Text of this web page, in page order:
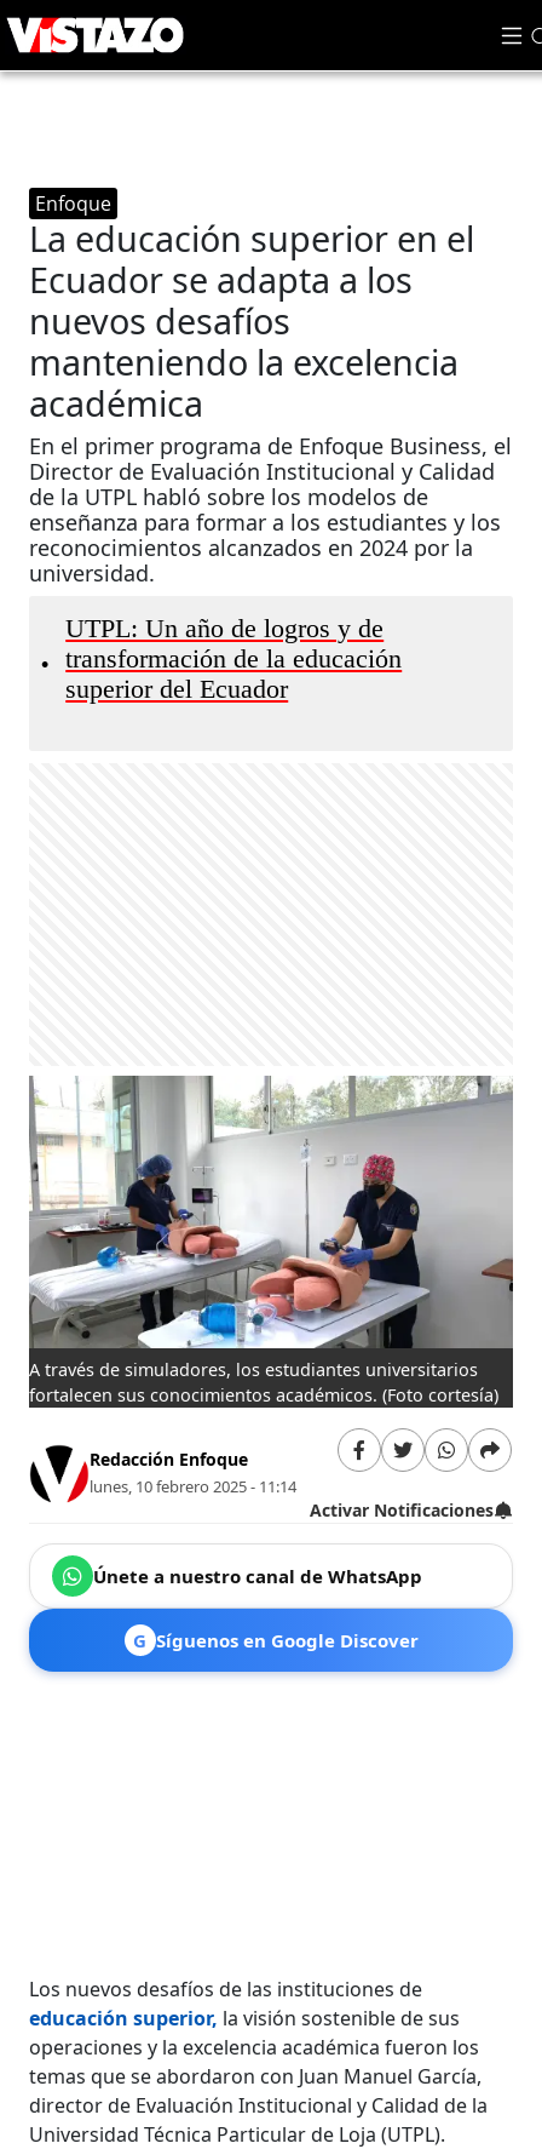
Enfoque
La educación superior en el
Ecuador se adapta a los
nuevos desafíos
manteniendo la excelencia
académica
En el primer programa de Enfoque Business, el
Director de Evaluación Institucional y Calidad
de la UTPL habló sobre los modelos de
enseñanza para formar a los estudiantes y los
reconocimientos alcanzados en 2024 por la
universidad.
•
UTPL: Un año de logros y de
transformación de la educación
superior del Ecuador
A través de simuladores, los estudiantes universitarios
fortalecen sus conocimientos académicos. (Foto cortesía)
Redacción Enfoque
lunes, 10 febrero 2025 - 11:14
Activar Notificaciones
Únete a nuestro canal de WhatsApp
G Síguenos en Google Discover
Los nuevos desafíos de las instituciones de
educación superior, la visión sostenible de sus
operaciones y la excelencia académica fueron los
temas que se abordaron con Juan Manuel García,
director de Evaluación Institucional y Calidad de la
Universidad Técnica Particular de Loja (UTPL).